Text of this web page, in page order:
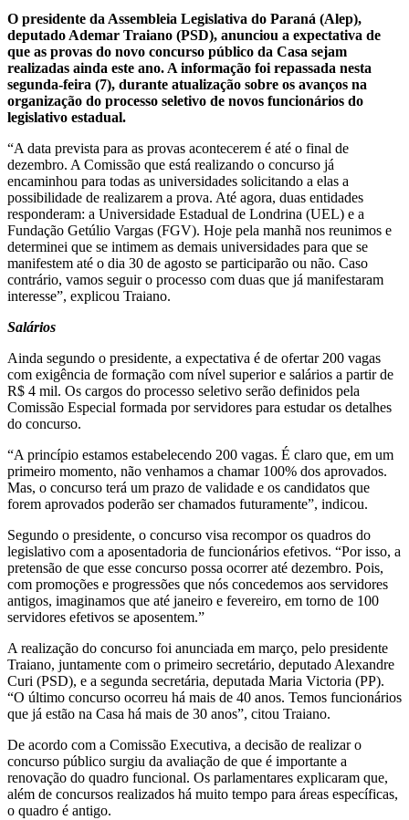
O presidente da Assembleia Legislativa do Paraná (Alep),
deputado Ademar Traiano (PSD), anunciou a expectativa de
que as provas do novo concurso público da Casa sejam
realizadas ainda este ano. A informação foi repassada nesta
segunda-feira (7), durante atualização sobre os avanços na
organização do processo seletivo de novos funcionários do
legislativo estadual.
“A data prevista para as provas acontecerem é até o final de
dezembro. A Comissão que está realizando o concurso já
encaminhou para todas as universidades solicitando a elas a
possibilidade de realizarem a prova. Até agora, duas entidades
responderam: a Universidade Estadual de Londrina (UEL) e a
Fundação Getúlio Vargas (FGV). Hoje pela manhã nos reunimos e
determinei que se intimem as demais universidades para que se
manifestem até o dia 30 de agosto se participarão ou não. Caso
contrário, vamos seguir o processo com duas que já manifestaram
interesse”, explicou Traiano.
Salários
Ainda segundo o presidente, a expectativa é de ofertar 200 vagas
com exigência de formação com nível superior e salários a partir de
R$ 4 mil. Os cargos do processo seletivo serão definidos pela
Comissão Especial formada por servidores para estudar os detalhes
do concurso.
“A princípio estamos estabelecendo 200 vagas. É claro que, em um
primeiro momento, não venhamos a chamar 100% dos aprovados.
Mas, o concurso terá um prazo de validade e os candidatos que
forem aprovados poderão ser chamados futuramente”, indicou.
Segundo o presidente, o concurso visa recompor os quadros do
legislativo com a aposentadoria de funcionários efetivos. “Por isso, a
pretensão de que esse concurso possa ocorrer até dezembro. Pois,
com promoções e progressões que nós concedemos aos servidores
antigos, imaginamos que até janeiro e fevereiro, em torno de 100
servidores efetivos se aposentem.”
A realização do concurso foi anunciada em março, pelo presidente
Traiano, juntamente com o primeiro secretário, deputado Alexandre
Curi (PSD), e a segunda secretária, deputada Maria Victoria (PP).
“O último concurso ocorreu há mais de 40 anos. Temos funcionários
que já estão na Casa há mais de 30 anos”, citou Traiano.
De acordo com a Comissão Executiva, a decisão de realizar o
concurso público surgiu da avaliação de que é importante a
renovação do quadro funcional. Os parlamentares explicaram que,
além de concursos realizados há muito tempo para áreas específicas,
o quadro é antigo.